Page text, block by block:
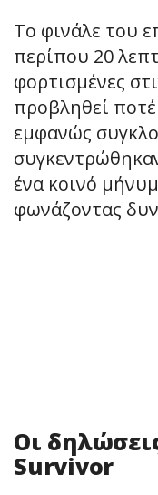
Το φινάλε του
περίπου 20
φορτισμένες
προβληθεί
εμφανώς
ένα κοινό
φωνάζοντας
Οι
Survivor